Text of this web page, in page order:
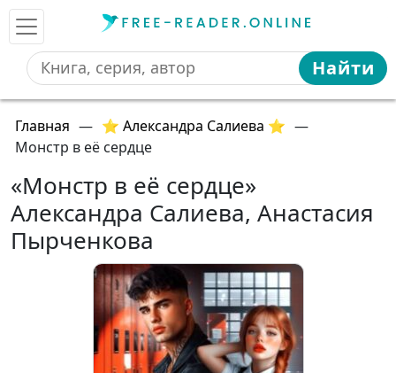
Найти
Главная — ⭐ Александра Салиева ⭐ —
Монстр в её сердце
«Монстр в её сердце»
Александра Салиева, Анастасия
Пырченкова